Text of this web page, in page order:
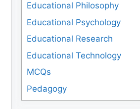
Educational Philosophy
Educational Psychology
Educational Research
Educational Technology
MCQs
Pedagogy